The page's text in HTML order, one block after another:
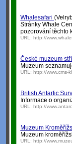
Whalesafari
Stránky Whale
pozorování těchto
URL: http://
České muzeum
Muzeum
URL: http://www.cms-
British Antartic
Informace o
URL: http://
Muzeum
Muzeum
URL: http://